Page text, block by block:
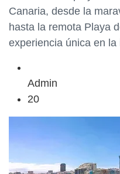
Canaria, desde la
hasta la remota Playa
experiencia única en la
Admin
20